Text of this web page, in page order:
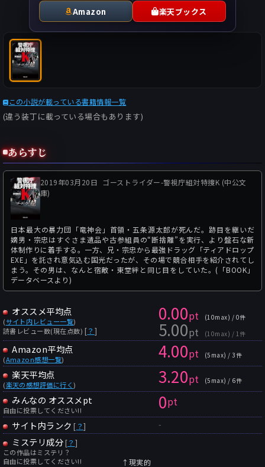
Amazon 楽天ブックス
この小説が載っている書籍情報一覧
(違う装丁に載っている場合もあります)
あらすじ
2019年03月20日
ゴーストライダー-警視庁組対特捜K (中公文
庫)
日本最大の暴力団「竜神会」首領・五条源太郎が死んだ。跡目を継いだ
嫡男・宗忠はすぐさま遺品や古参組員の“断捨離”を実行、より盤石な新
体制作りに着手する。一方、兄・宗忠から最強ドラッグ「ティアドロップ
EXE」を託され意気込む国光だったが、その場で競合相手を紹介されてし
まう。その男は、なんと宿敵・東堂絆と同じ目をしていた。(「BOOK」
データベースより)
オススメ平均点
(サイト内レビュー一覧)
読書レビュー数(現在点数) [？ ]
0.00pt (10max) / 0件
5.00pt (10max) / 1件
Amazon平均点
(Amazon感想一覧) 4.00pt (5max) / 3件
楽天平均点
(楽天の感想評価に行く) 3.20pt (5max) / 6件
みんなの オススメpt
自由に投票してください!! 0pt
サイト内ランク [ ？] -
ミステリ成分 [？ ]
この作品はミステリ？
自由に投票してください!!
↑現実的